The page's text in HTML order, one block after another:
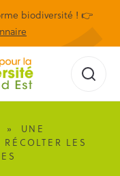
biodiversité ! 👉
»
UNE
LES